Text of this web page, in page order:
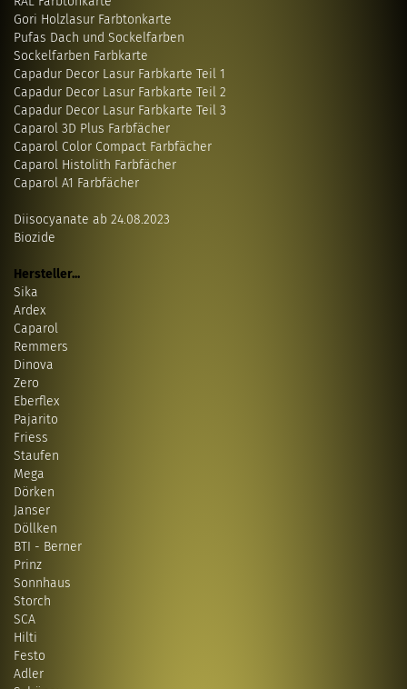
Gori Holzlasur Farbtonkarte
Pufas Dach und Sockelfarben
Sockelfarben Farbkarte
Capadur Decor Lasur Farbkarte Teil 1
Capadur Decor Lasur Farbkarte Teil 2
Capadur Decor Lasur Farbkarte Teil 3
Caparol 3D Plus Farbfächer
Caparol Color Compact Farbfächer
Caparol Histolith Farbfächer
Caparol A1 Farbfächer
Diisocyanate ab 24.08.2023
Biozide
Hersteller...
Sika
Ardex
Caparol
Remmers
Dinova
Zero
Eberflex
Pajarito
Friess
Staufen
Mega
Dörken
Janser
Döllken
BTI - Berner
Prinz
Sonnhaus
Storch
SCA
Hilti
Festo
Adler